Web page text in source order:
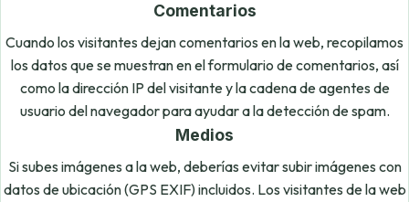
Comentarios
Cuando los visitantes dejan comentarios en la web, recopilamos
los datos que se muestran en el formulario de comentarios, así
como la dirección IP del visitante y la cadena de agentes de
usuario del navegador para ayudar a la detección de spam.
Medios
Si subes imágenes a la web, deberías evitar subir imágenes con
datos de ubicación (GPS EXIF) incluidos. Los visitantes de la web